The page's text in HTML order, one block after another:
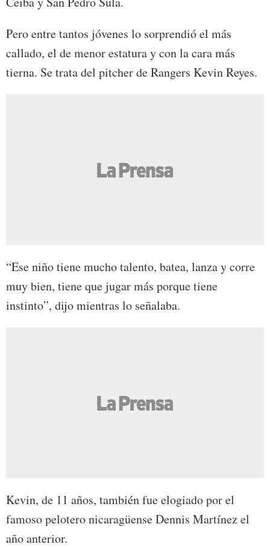
Pero entre tantos jóvenes lo sorprendió el más
callado, el de menor estatura y con la cara más
tierna. Se trata del pitcher de Rangers Kevin Reyes.
“Ese niño tiene mucho talento, batea, lanza y corre
muy bien, tiene que jugar más porque tiene
instinto”, dijo mientras lo señalaba.
Kevin, de 11 años, también fue elogiado por el
famoso pelotero nicaragüense Dennis Martínez el
año anterior.